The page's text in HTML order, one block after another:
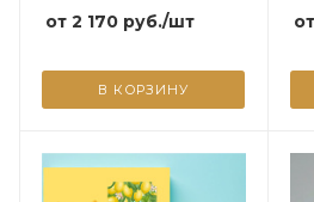
от 2 170 руб./шт
В КОРЗИНУ
от